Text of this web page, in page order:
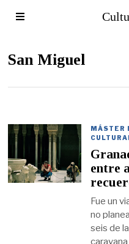
San Miguel
MÁSTER
entre
Fue un
no
seis de